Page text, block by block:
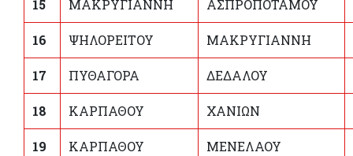
15 ΜΑΚΡΥΓΙΑΝΝΗ ΑΣΠΡΟΠΟΤΑΜΟΥ
16 ΨΗΛΟΡΕΙΤΟΥ ΜΑΚΡΥΓΙΑΝΝΗ
17 ΠΥΘΑΓΟΡΑ ΔΕΔΑΛΟΥ
18 ΚΑΡΠΑΘΟΥ ΧΑΝΙΩΝ
19 ΚΑΡΠΑΘΟΥ ΜΕΝΕΛΑΟΥ